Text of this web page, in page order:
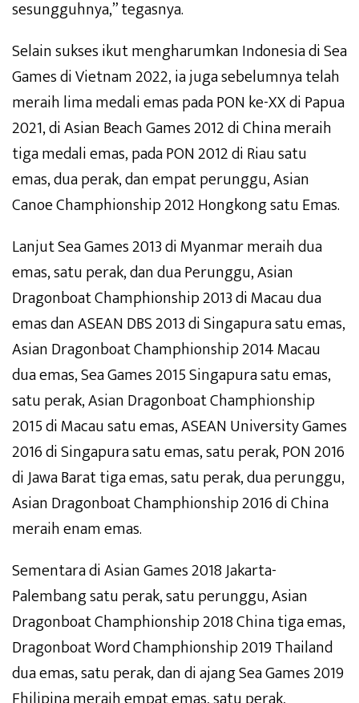
sesungguhnya,” tegasnya.
Selain sukses ikut mengharumkan Indonesia di Sea
Games di Vietnam 2022, ia juga sebelumnya telah
meraih lima medali emas pada PON ke-XX di Papua
2021, di Asian Beach Games 2012 di China meraih
tiga medali emas, pada PON 2012 di Riau satu
emas, dua perak, dan empat perunggu, Asian
Canoe Champhionship 2012 Hongkong satu Emas.
Lanjut Sea Games 2013 di Myanmar meraih dua
emas, satu perak, dan dua Perunggu, Asian
Dragonboat Champhionship 2013 di Macau dua
emas dan ASEAN DBS 2013 di Singapura satu emas,
Asian Dragonboat Champhionship 2014 Macau
dua emas, Sea Games 2015 Singapura satu emas,
satu perak, Asian Dragonboat Champhionship
2015 di Macau satu emas, ASEAN University Games
2016 di Singapura satu emas, satu perak, PON 2016
di Jawa Barat tiga emas, satu perak, dua perunggu,
Asian Dragonboat Champhionship 2016 di China
meraih enam emas.
Sementara di Asian Games 2018 Jakarta-
Palembang satu perak, satu perunggu, Asian
Dragonboat Champhionship 2018 China tiga emas,
Dragonboat Word Champhionship 2019 Thailand
dua emas, satu perak, dan di ajang Sea Games 2019